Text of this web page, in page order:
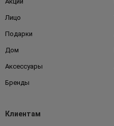
Лицо
Подарки
Дом
Аксессуары
Бренды
Клиентам